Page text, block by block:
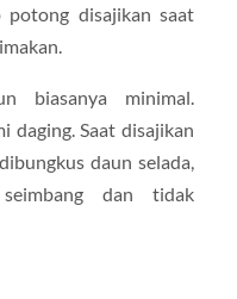
potong disajikan saat
biasanya minimal.
daging. Saat disajikan
daun selada,
dan tidak